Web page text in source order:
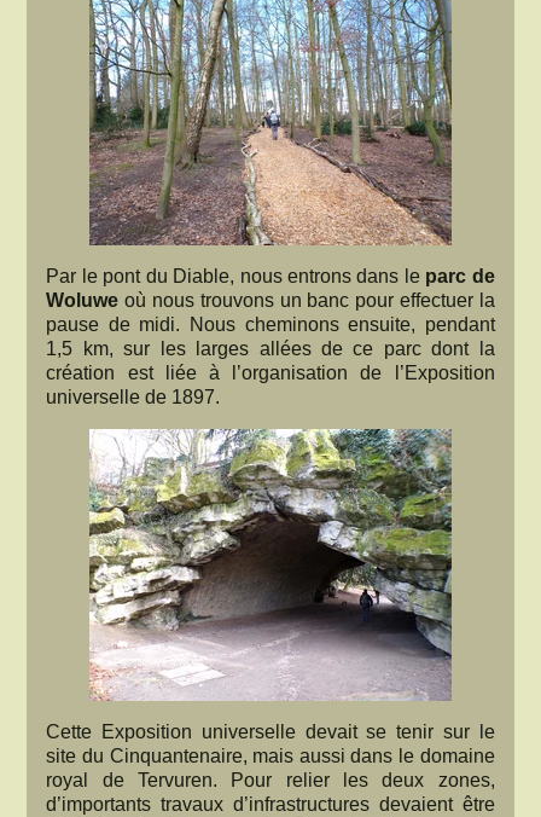
Par le pont du Diable, nous entrons dans le parc de
Woluwe où nous trouvons un banc pour effectuer la
pause de midi. Nous cheminons ensuite, pendant
1,5 km, sur les larges allées de ce parc dont la
création est liée à l’organisation de l’Exposition
universelle de 1897.
Cette Exposition universelle devait se tenir sur le
site du Cinquantenaire, mais aussi dans le domaine
royal de Tervuren. Pour relier les deux zones,
d’importants travaux d’infrastructures devaient être